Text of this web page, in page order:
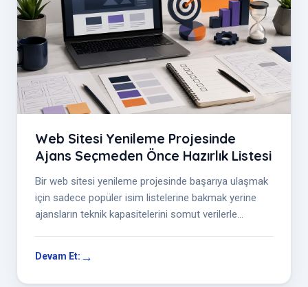
Web Sitesi Yenileme Projesinde
Ajans Seçmeden Önce Hazırlık Listesi
Bir web sitesi yenileme projesinde başarıya ulaşmak
için sadece popüler isim listelerine bakmak yerine
ajansların teknik kapasitelerini somut verilerle
Devam Et: